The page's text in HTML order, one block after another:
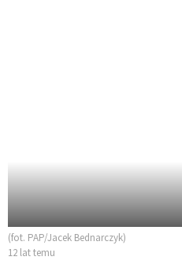
(fot. PAP/Jacek Bednarczyk)
12 lat temu